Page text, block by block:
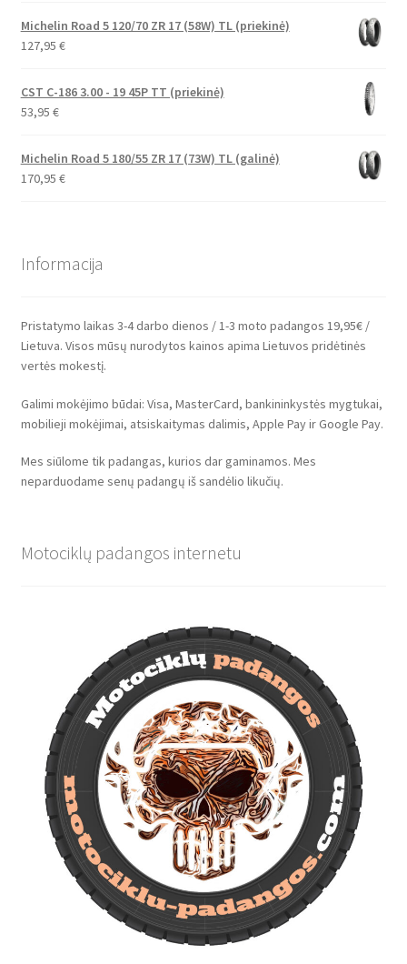
Michelin Road 5 120/70 ZR 17 (58W) TL (priekinė)
127,95 €
CST C-186 3.00 - 19 45P TT (priekinė)
53,95 €
Michelin Road 5 180/55 ZR 17 (73W) TL (galinė)
170,95 €
Informacija
Pristatymo laikas 3-4 darbo dienos / 1-3 moto padangos 19,95€ /
Lietuva. Visos mūsų nurodytos kainos apima Lietuvos pridėtinės
vertės mokestį.
Galimi mokėjimo būdai: Visa, MasterCard, bankininkystės mygtukai,
mobilieji mokėjimai, atsiskaitymas dalimis, Apple Pay ir Google Pay.
Mes siūlome tik padangas, kurios dar gaminamos. Mes
neparduodame senų padangų iš sandėlio likučių.
Motociklų padangos internetu